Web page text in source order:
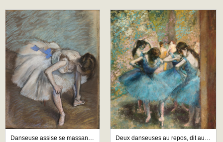
Danseuse assise se massant le pied
Deux danseuses au repos, dit aussi Danseuses en bleu